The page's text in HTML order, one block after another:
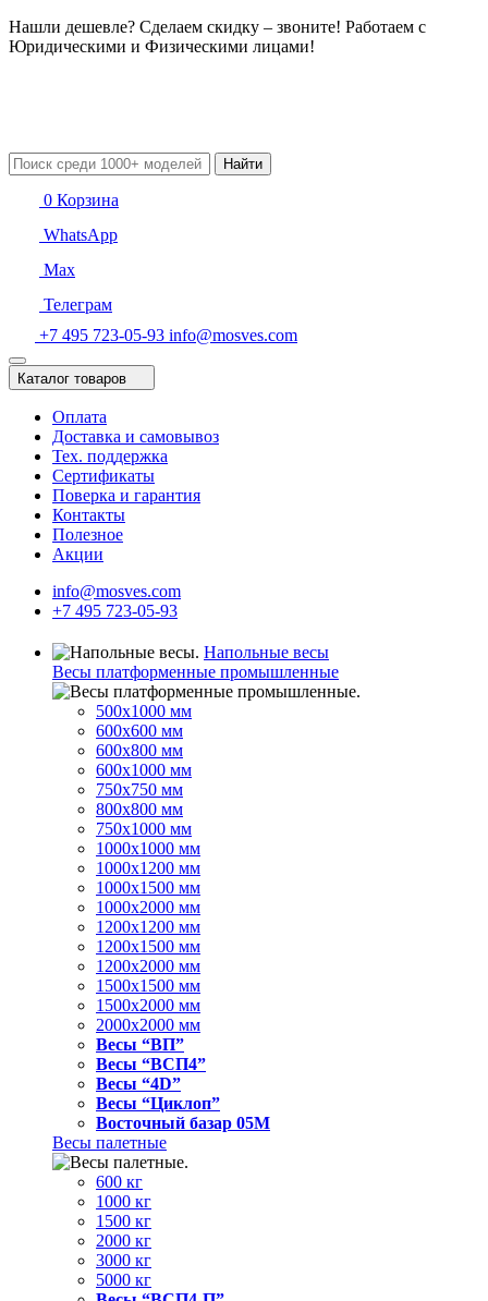
Нашли дешевле? Сделаем скидку – звоните! Работаем с
Юридическими и Физическими лицами!
Найти
0 Корзина
WhatsApp
Max
Телеграм
+7 495 723-05-93 info@mosves.com
Каталог товаров
Оплата
Доставка и самовывоз
Тех. поддержка
Сертификаты
Поверка и гарантия
Контакты
Полезное
Акции
info@mosves.com
+7 495 723-05-93
Напольные весы
Весы платформенные промышленные
500x1000 мм
600x600 мм
600x800 мм
600x1000 мм
750x750 мм
800x800 мм
750x1000 мм
1000x1000 мм
1000x1200 мм
1000x1500 мм
1000x2000 мм
1200x1200 мм
1200x1500 мм
1200x2000 мм
1500x1500 мм
1500x2000 мм
2000x2000 мм
Весы “ВП”
Весы “ВСП4”
Весы “4D”
Весы “Циклоп”
Восточный базар 05M
Весы палетные
600 кг
1000 кг
1500 кг
2000 кг
3000 кг
5000 кг